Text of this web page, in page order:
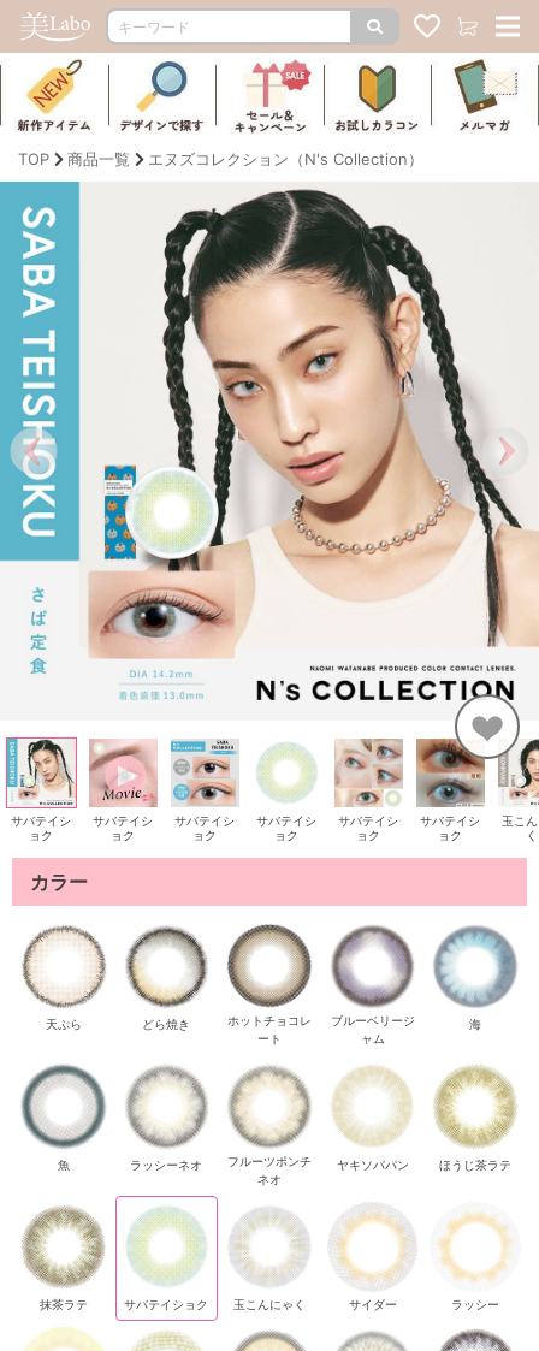
TOP 商品一覧 エヌズコレクション（N's Collection）
サバテイシ
ョク
サバテイシ
ョク
サバテイシ
ョク
サバテイシ
ョク
サバテイシ
ョク
サバテイシ
ョク
玉こ
く
カラー
天ぷら どら焼き
ホットチョコレ
ート
ブルーベリージ
ャム
海
魚 ラッシーネオ
フルーツポンチ
ネオ
ヤキソバパン ほうじ茶ラテ
抹茶ラテ サバテイショク 玉こんにゃく サイダー ラッシー